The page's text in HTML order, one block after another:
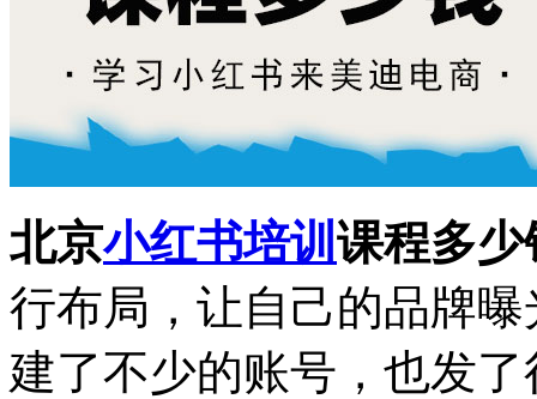
北京小红书培训 课程多少
行布局，让自己的品牌
建了不少的账号，也发